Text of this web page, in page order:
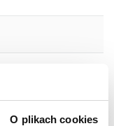
O plikach cookies